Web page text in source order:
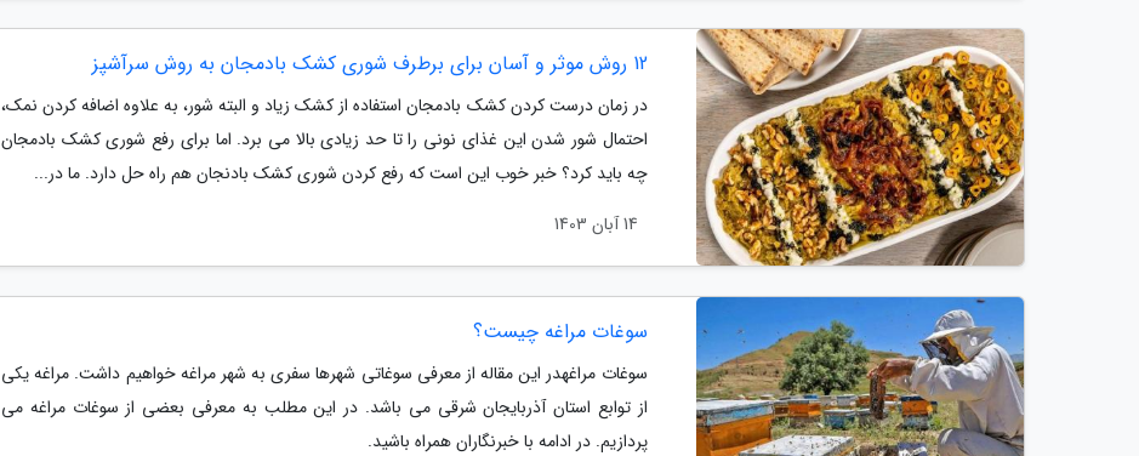
12 روش موثر و آسان برای برطرف شوری کشک بادمجان به روش سرآشپز
در زمان درست کردن کشک بادمجان استفاده از کشک زیاد و البته شور، به علاوه اضافه کردن نمک،
احتمال شور شدن این غذای نونی را تا حد زیادی بالا می برد. اما برای رفع شوری کشک بادمجان
چه باید کرد؟ خبر خوب این است که رفع کردن شوری کشک بادنجان هم راه حل دارد. ما در...
14 آبان 1403
سوغات مراغه چیست؟
سوغات مراغهدر این مقاله از معرفی سوغاتی شهرها سفری به شهر مراغه خواهیم داشت. مراغه یکی
از توابع استان آذربایجان شرقی می باشد. در این مطلب به معرفی بعضی از سوغات مراغه می
پردازیم. در ادامه با خبرنگاران همراه باشید.